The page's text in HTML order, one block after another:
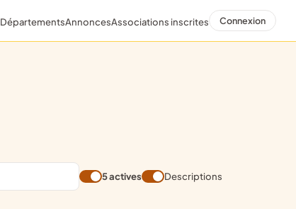
DépartementsAnnoncesAssociations inscrites Connexion
5 actives Descriptions